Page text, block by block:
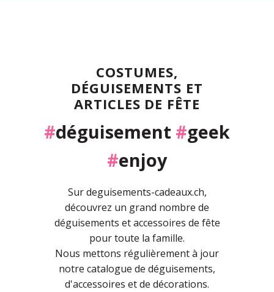
COSTUMES,
DÉGUISEMENTS ET
ARTICLES DE FÊTE
#déguisement #geek
#enjoy
Sur deguisements-cadeaux.ch,
découvrez un grand nombre de
déguisements et accessoires de fête
pour toute la famille.
Nous mettons régulièrement à jour
notre catalogue de déguisements,
d'accessoires et de décorations.